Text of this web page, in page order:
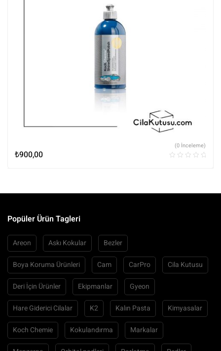
₺900,00
(0 İnceleme)
Popüler Ürün Tagleri
Areon Askı Kokular Bezler
Boya Koruma Ürünleri Cam CarPro Cila Kutusu
Deri İçin Ürünler Ekipmanlar Gyeon
Hare Giderici Cilalar K2 Kalın Pasta Kimyasalar
Koch Chemie Kokulandırma Markalar